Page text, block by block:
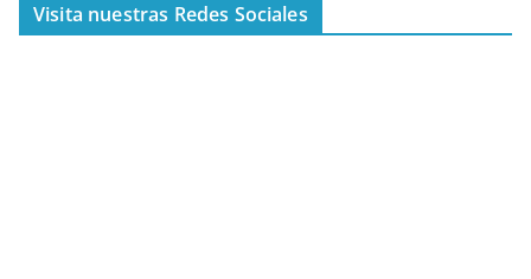
Visita nuestras Redes Sociales